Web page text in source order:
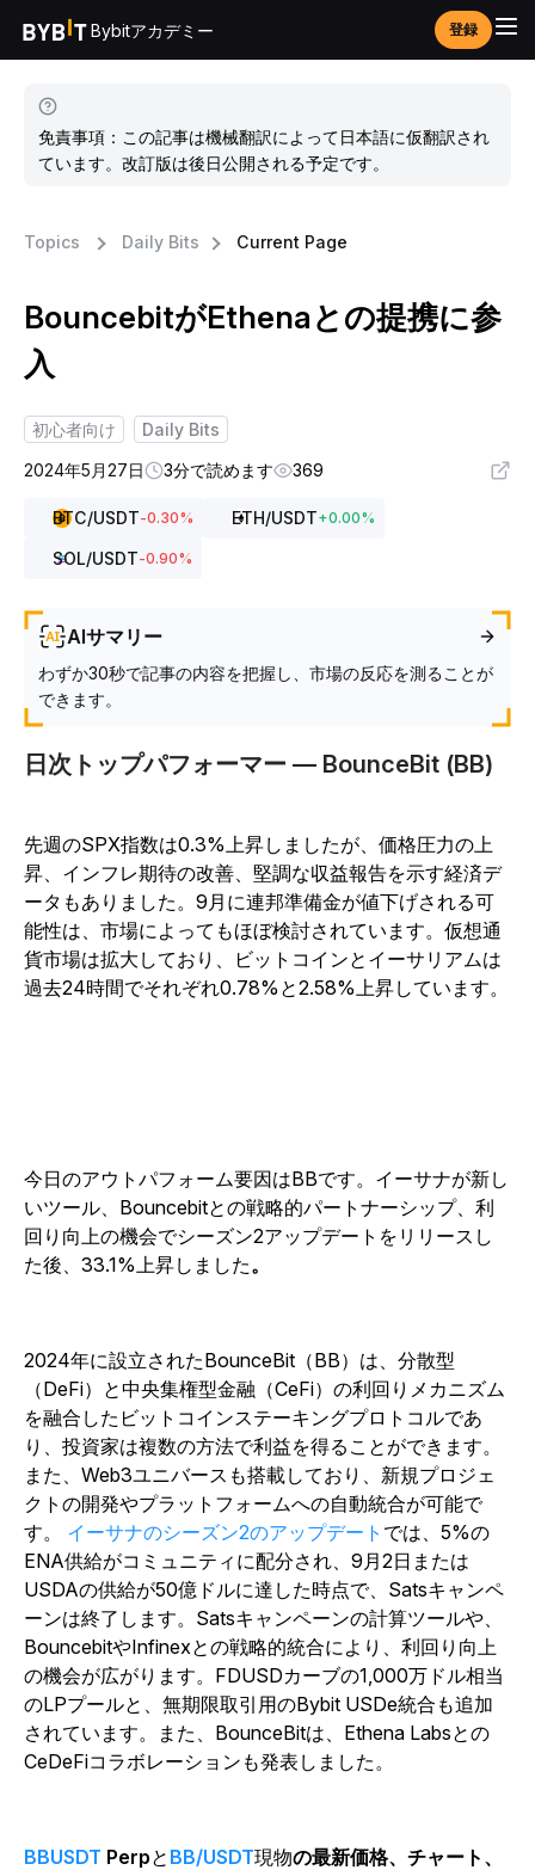
Bybitアカデミー 登録
免責事項：この記事は機械翻訳によって日本語に仮翻訳され
ています。改訂版は後日公開される予定です。
Topics Daily Bits Current Page
BouncebitがEthenaとの提携に参
入
初心者向け
Daily Bits
2024年5月27日
3分で読めます 369
BTC/USDT-0.30% ETH/USDT+0.00%
SOL/USDT-0.90%
AIサマリー
わずか30秒で記事の内容を把握し、市場の反応を測ることが
できます。
日次トップパフォーマー — BounceBit (BB)
先週のSPX指数は0.3%上昇しましたが、価格圧力の上
昇、インフレ期待の改善、堅調な収益報告を示す経済デ
ータもありました。9月に連邦準備金が値下げされる可
能性は、市場によってもほぼ検討されています。仮想通
貨市場は拡大しており、ビットコインとイーサリアムは
過去24時間でそれぞれ0.78%と2.58%上昇しています。
今日のアウトパフォーム要因はBBです。イーサナが新し
いツール、Bouncebitとの戦略的パートナーシップ、利
回り向上の機会でシーズン2アップデートをリリースし
た後、33.1%上昇しました。
2024年に設立されたBounceBit（BB）は、分散型
（DeFi）と中央集権型金融（CeFi）の利回りメカニズム
を融合したビットコインステーキングプロトコルであ
り、投資家は複数の方法で利益を得ることができます。
また、Web3ユニバースも搭載しており、新規プロジェ
クトの開発やプラットフォームへの自動統合が可能で
す。 イーサナのシーズン2のアップデート では、5%の
ENA供給がコミュニティに配分され、9月2日または
USDAの供給が50億ドルに達した時点で、Satsキャンペ
ーンは終了します。Satsキャンペーンの計算ツールや、
BouncebitやInfinexとの戦略的統合により、利回り向上
の機会が広がります。FDUSDカーブの1,000万ドル相当
のLPプールと、無期限取引用のBybit USDe統合も追加
されています。また、BounceBitは、Ethena Labsとの
CeDeFiコラボレーションも発表しました。
BBUSDT Perpと BB/USDT現物の最新価格、チャート、